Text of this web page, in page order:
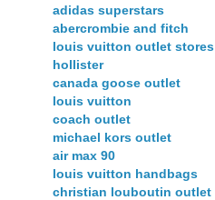
adidas superstars
abercrombie and fitch
louis vuitton outlet stores
hollister
canada goose outlet
louis vuitton
coach outlet
michael kors outlet
air max 90
louis vuitton handbags
christian louboutin outlet